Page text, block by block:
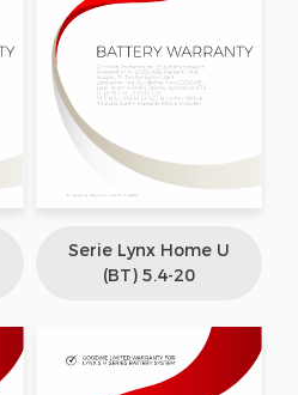
Serie Lynx Home U
(BT) 5.4-20